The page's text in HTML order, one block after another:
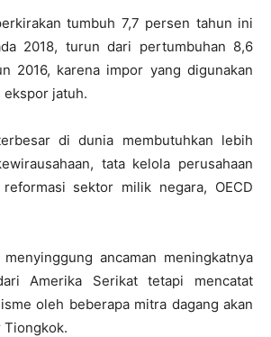
tumbuh 7,7 persen tahun ini
2018, turun dari pertumbuhan 8,6
2016, karena impor yang digunakan
jatuh.
di dunia membutuhkan lebih
tata kelola perusahaan
sektor milik negara, OECD
ancaman meningkatnya
Amerika Serikat tetapi mencatat
oleh beberapa mitra dagang akan
Tiongkok.